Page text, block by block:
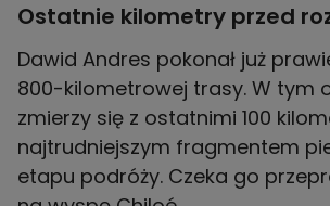
Ostatnie kilometry przed
Dawid Andres pokonał już
800-kilometrowej trasy. W tym
zmierzy się z ostatnimi 100
najtrudniejszym fragmentem
etapu podróży. Czeka go